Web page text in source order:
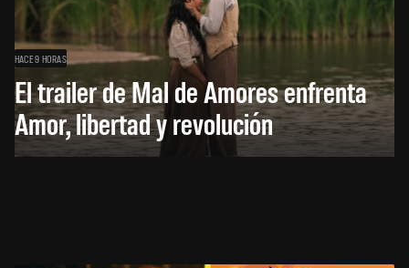
HACE 9 HORAS
El trailer de Mal de Amores enfrenta
Amor, libertad y revolución